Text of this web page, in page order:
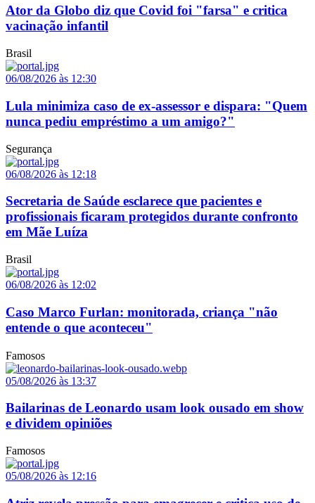
Ator da Globo diz que Covid foi "farsa" e critica
vacinação infantil
Brasil
06/08/2026 às 12:30
Lula minimiza caso de ex-assessor e dispara: "Quem
nunca pediu empréstimo a um amigo?"
Segurança
06/08/2026 às 12:18
Secretaria de Saúde esclarece que pacientes e
profissionais ficaram protegidos durante confronto
em Mãe Luíza
Brasil
06/08/2026 às 12:02
Caso Marco Furlan: monitorada, criança "não
entende o que aconteceu"
Famosos
05/08/2026 às 13:37
Bailarinas de Leonardo usam look ousado em show
e dividem opiniões
Famosos
05/08/2026 às 12:16